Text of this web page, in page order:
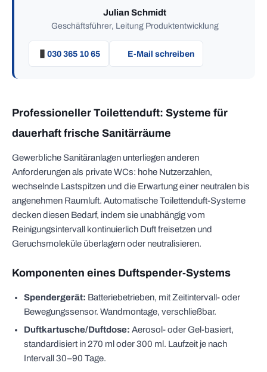
Julian Schmidt
Geschäftsführer, Leitung Produktentwicklung
030 365 10 65 E-Mail schreiben
Professioneller Toilettenduft: Systeme für
dauerhaft frische Sanitärräume
Gewerbliche Sanitäranlagen unterliegen anderen
Anforderungen als private WCs: hohe Nutzerzahlen,
wechselnde Lastspitzen und die Erwartung einer neutralen bis
angenehmen Raumluft. Automatische Toilettenduft-Systeme
decken diesen Bedarf, indem sie unabhängig vom
Reinigungsintervall kontinuierlich Duft freisetzen und
Geruchsmoleküle überlagern oder neutralisieren.
Komponenten eines Duftspender-Systems
Spendergerät: Batteriebetrieben, mit Zeitintervall- oder
Bewegungssensor. Wandmontage, verschließbar.
Duftkartusche/Duftdose: Aerosol- oder Gel-basiert,
standardisiert in 270 ml oder 300 ml. Laufzeit je nach
Intervall 30–90 Tage.